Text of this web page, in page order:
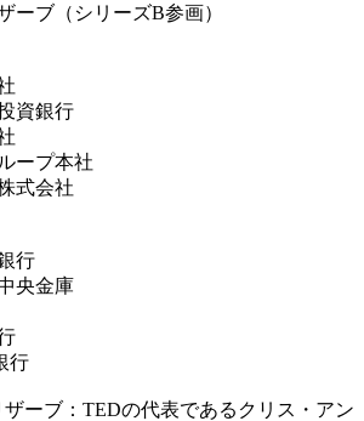
ーブ（シリーズB参画）
資銀行
ープ本社
式会社
行
央金庫
行
ーブ：TEDの代表であるクリス・アン